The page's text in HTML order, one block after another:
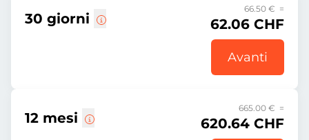
30 giorni
66.50 € =
62.06 CHF
Avanti
12 mesi
665.00 € =
620.64 CHF